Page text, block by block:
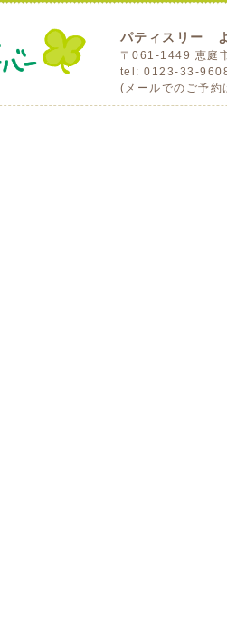
パティスリー
〒061-1449 恵庭
tel: 0123-33-
(メールでのご予約